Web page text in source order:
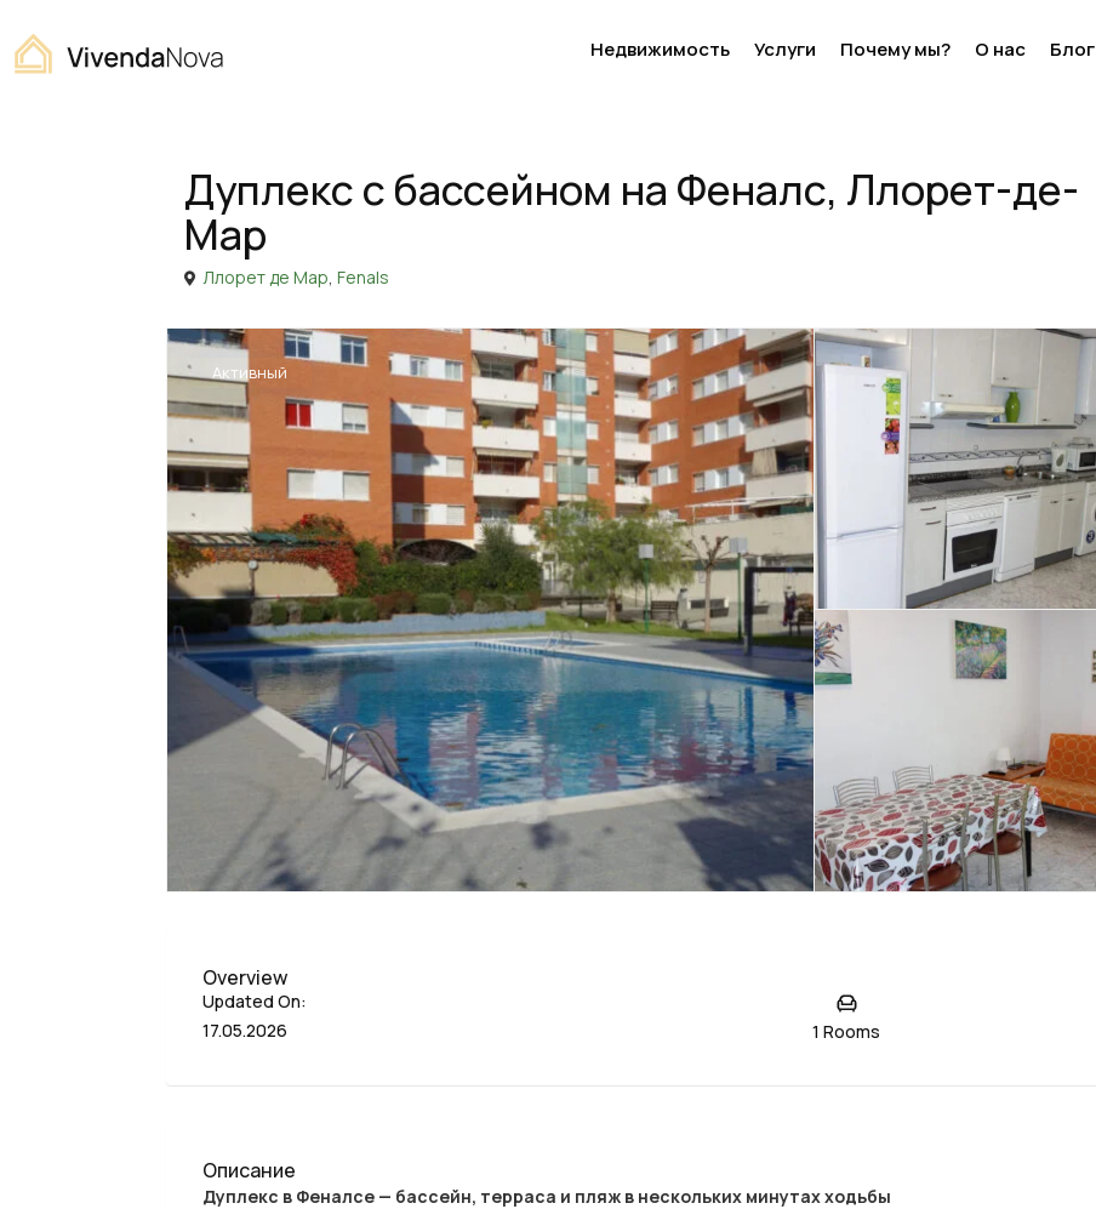
Недвижимость Услуги Почему мы? О нас Блог
Дуплекс с бассейном на Феналс, Ллорет-де-
Мар
Ллорет де Мар, Fenals
Активный
Overview
Updated On:
17.05.2026
1 Rooms
Описание
Дуплекс в Феналсе — бассейн, терраса и пляж в нескольких минутах ходьбы